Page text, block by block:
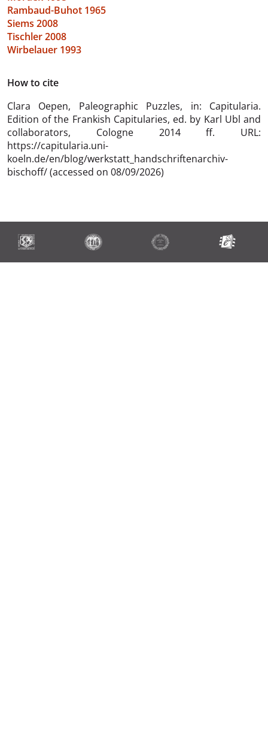
Rambaud-Buhot 1965
Siems 2008
Tischler 2008
Wirbelauer 1993
How to cite
Clara Oepen, Paleographic Puzzles, in: Capitularia.
Edition of the Frankish Capitularies, ed. by Karl Ubl and
collaborators, Cologne 2014 ff. URL:
https://capitularia.uni-
koeln.de/en/blog/werkstatt_handschriftenarchiv-
bischoff/ (accessed on 08/09/2026)